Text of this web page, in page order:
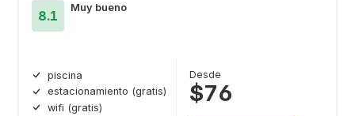
8.1
Muy bueno
piscina
estacionamiento (gratis)
wifi (gratis)
Desde
$76